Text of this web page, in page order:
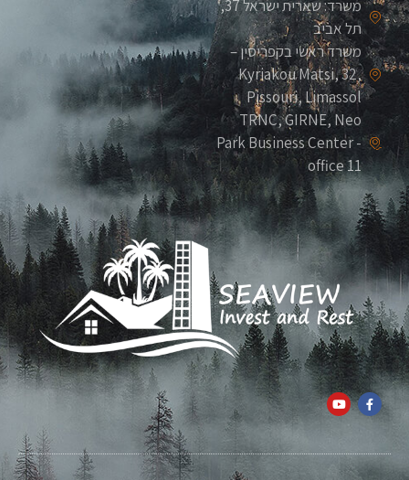
משרד: שארית ישראל 37,
תל אביב
משרד ראשי בקפריסין –
Kyriakou Matsi, 32,
Pissouri, Limassol
TRNC, GIRNE, Neo
Park Business Center -
office 11